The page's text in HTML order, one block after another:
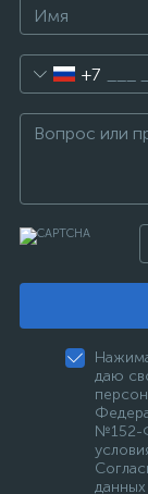
+7
даю
№152-
данных